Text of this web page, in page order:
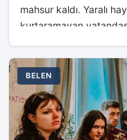
mahsur kaldı. Yaralı
kurtaramayan vatandaş
BELEN